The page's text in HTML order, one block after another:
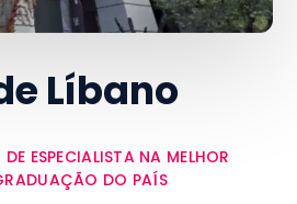
Líbano
ESPECIALISTA NA MELHOR
DO PAÍS